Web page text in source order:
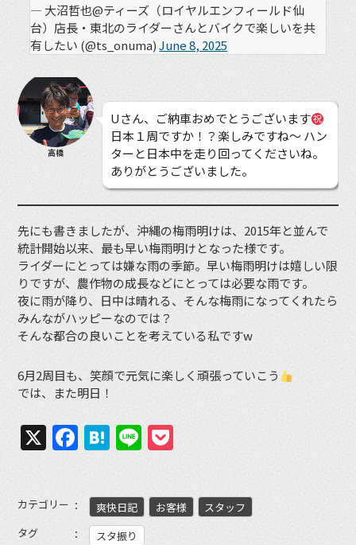
— 大沼哲也@ティーズ（ロイヤルエンフィールド仙
台）店長・東北のライダーさんとバイクで楽しいを共
有したい (@ts_onuma)June 8, 2025
高橋
Uさん、ご納車おめでとうございます
日本１周ですか！？楽しみですね〜 ハン
ターと日本中を走り回ってくださいね。
ありがとうございました。
先にも書きましたが、沖縄の梅雨明けは、2015年と並んで
統計開始以来、最も早い梅雨明けとなった様です。
ライダーにとっては嫌な雨の季節。早い梅雨明けは嬉しい限
りですが、農作物の成長などにとっては必要な雨です。
夜に雨が降り、日中は晴れる、そんな梅雨になってくれたら
みんながハッピーなのでは？
そんな都合の良いことを考えている私ですw
6月2周目も、笑顔で元気に楽しく頑張っていこう
では、また明日！
X Facebook
Hatena
Line
カテゴリー 爽快日記 お客様
スタッフ
タグ
スタ振り